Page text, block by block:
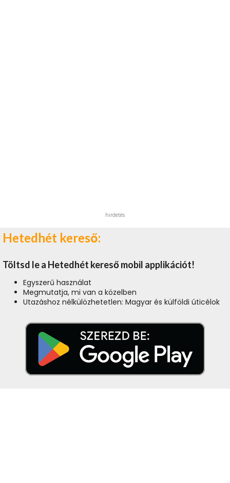
hirdetés
Hetedhét kereső:
Töltsd le a Hetedhét kereső mobil applikációt!
Egyszerű használat
Megmutatja, mi van a közelben
Utazáshoz nélkülözhetetlen: Magyar és külföldi úticélok